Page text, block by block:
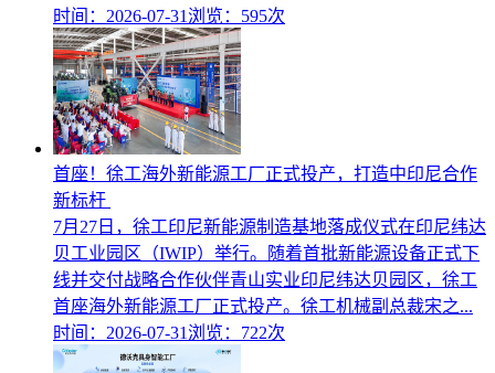
时间：2026-07-31 浏览：595次
首座！徐工海外新能源工厂正式投产，打造中印尼合作
新标杆
7月27日，徐工印尼新能源制造基地落成仪式在印尼纬达
贝工业园区（IWIP）举行。随着首批新能源设备正式下
线并交付战略合作伙伴青山实业印尼纬达贝园区，徐工
首座海外新能源工厂正式投产。徐工机械副总裁宋之...
时间：2026-07-31 浏览：722次